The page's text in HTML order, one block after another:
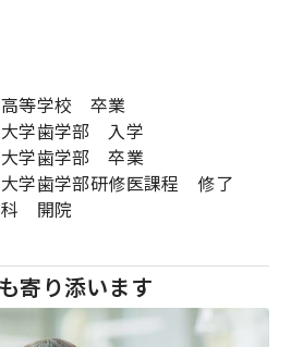
等学校 卒業
学歯学部 入学
学歯学部 卒業
学歯学部研修医課程 修了
開院
寄り添います